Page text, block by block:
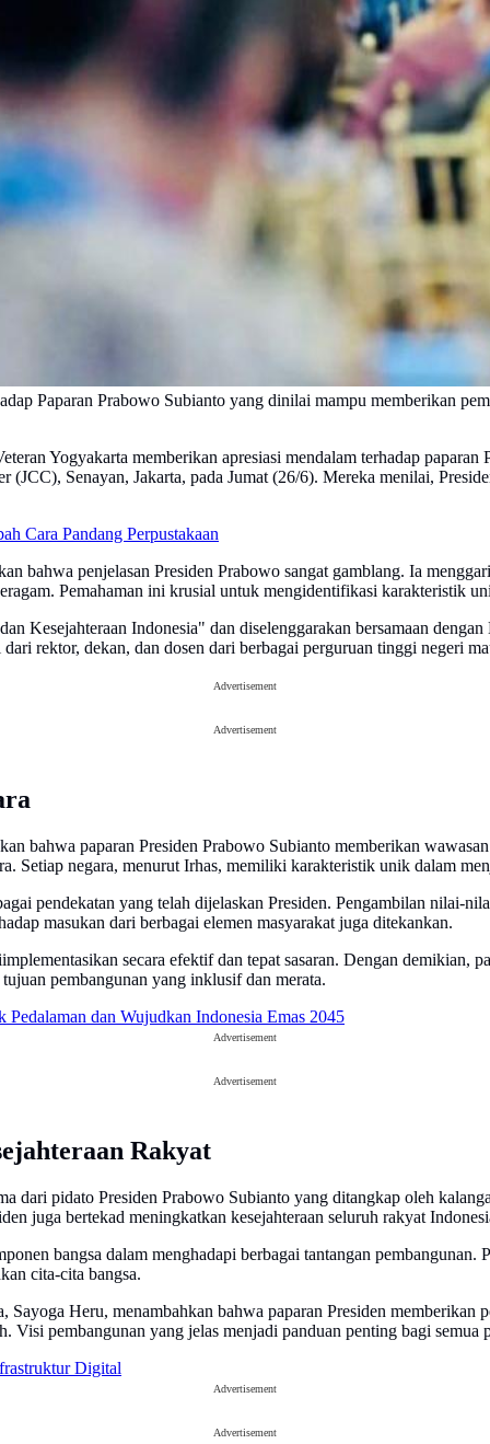
Paparan Prabowo Subianto yang dinilai mampu memberikan
Yogyakarta memberikan apresiasi mendalam terhadap
Senayan, Jakarta, pada Jumat (26/6). Mereka menilai,
Cara Pandang Perpustakaan
bahwa penjelasan Presiden Prabowo sangat gamblang. Ia
Pemahaman ini krusial untuk mengidentifikasi karakteristik
Kesejahteraan Indonesia" dan diselenggarakan bersamaan
rektor, dekan, dan dosen dari berbagai perguruan tinggi negeri
Advertisement
Advertisement
bahwa paparan Presiden Prabowo Subianto memberikan
Setiap negara, menurut Irhas, memiliki karakteristik unik dalam
pendekatan yang telah dijelaskan Presiden. Pengambilan nilai-
masukan dari berbagai elemen masyarakat juga ditekankan.
secara efektif dan tepat sasaran. Dengan demikian,
pembangunan yang inklusif dan merata.
dan Wujudkan Indonesia Emas 2045
Advertisement
Advertisement
Rakyat
dari pidato Presiden Prabowo Subianto yang ditangkap oleh
juga bertekad meningkatkan kesejahteraan seluruh rakyat
bangsa dalam menghadapi berbagai tantangan
cita-cita bangsa.
Heru, menambahkan bahwa paparan Presiden memberikan
Visi pembangunan yang jelas menjadi panduan penting bagi semua
Digital
Advertisement
Advertisement